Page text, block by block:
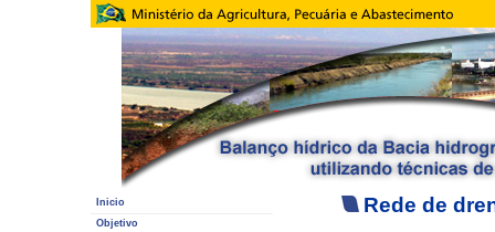
Inicio
Objetivo
Rede de